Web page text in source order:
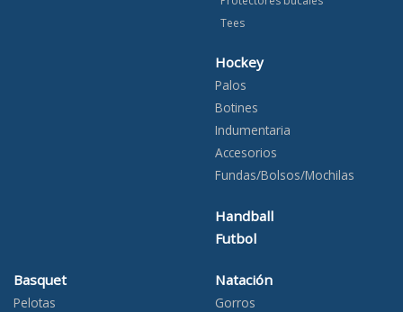
Tees
Hockey
Palos
Botines
Indumentaria
Accesorios
Fundas/Bolsos/Mochilas
Handball
Futbol
Basquet
Pelotas
Natación
Gorros